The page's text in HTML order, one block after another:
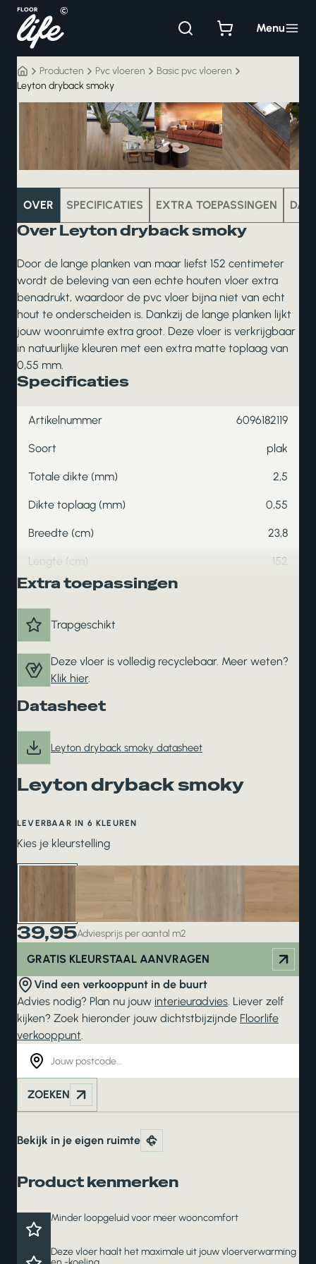
inhoud
Menu
Producten Pvc vloeren
Basic pvc vloeren
Leyton dryback smoky
OVER SPECIFICATIES EXTRA TOEPASSINGEN
Over Leyton dryback smoky
Door de lange planken van maar liefst 152 centimeter
wordt de beleving van een echte houten vloer extra
benadrukt, waardoor de pvc vloer bijna niet van echt
hout te onderscheiden is. Dankzij de lange planken lijkt
jouw woonruimte extra groot. Deze vloer is verkrijgbaar
in natuurlijke kleuren met een extra matte toplaag van
0,55 mm.
Specificaties
Artikelnummer 6096182119
Soort plak
Totale dikte (mm) 2,5
Dikte toplaag (mm) 0,55
Breedte (cm) 23,8
Lengte (cm) 152
Extra toepassingen
Trapgeschikt
Deze vloer is volledig recyclebaar. Meer weten?
Klik hier.
Datasheet
Leyton dryback smoky datasheet
Leyton dryback smoky
LEVERBAAR IN 6 KLEUREN
Kies je kleurstelling
39,95Adviesprijs per aantal m2
GRATIS KLEURSTAAL AANVRAGEN
Vind een verkooppunt in de buurt
Advies nodig? Plan nu jouw interieuradvies. Liever zelf
kijken? Zoek hieronder jouw dichtstbijzijnde Floorlife
verkooppunt.
ZOEKEN
Bekijk in je eigen ruimte
Product kenmerken
Minder loopgeluid voor meer wooncomfort
Deze vloer haalt het maximale uit jouw vloerverwarming